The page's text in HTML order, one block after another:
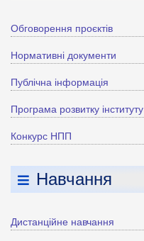
Обговорення проєктів
Нормативні документи
Публічна інформація
Програма розвитку інституту
Конкурс НПП
Навчання
Дистанційне навчання